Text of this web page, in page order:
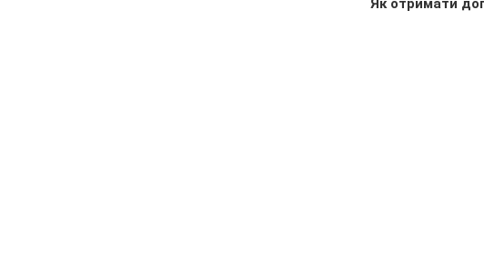
Як отримати